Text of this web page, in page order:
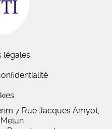
légales
7 Rue Jacques Amyot,